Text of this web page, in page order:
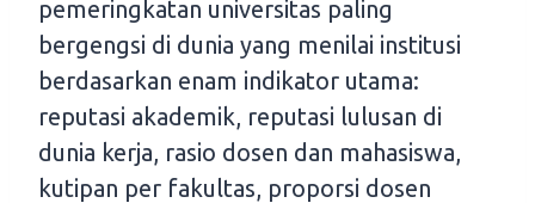
pemeringkatan universitas paling
bergengsi di dunia yang menilai institusi
berdasarkan enam indikator utama:
reputasi akademik, reputasi lulusan di
dunia kerja, rasio dosen dan mahasiswa,
kutipan per fakultas, proporsi dosen